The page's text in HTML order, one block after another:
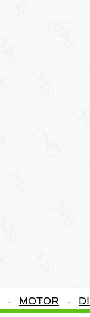
- MOTOR -